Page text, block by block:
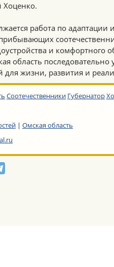
Хоценко.
работа по адаптации
и комфортного
область последовательно
для жизни, развития и
Соотечественники Губернатор
| Омская область